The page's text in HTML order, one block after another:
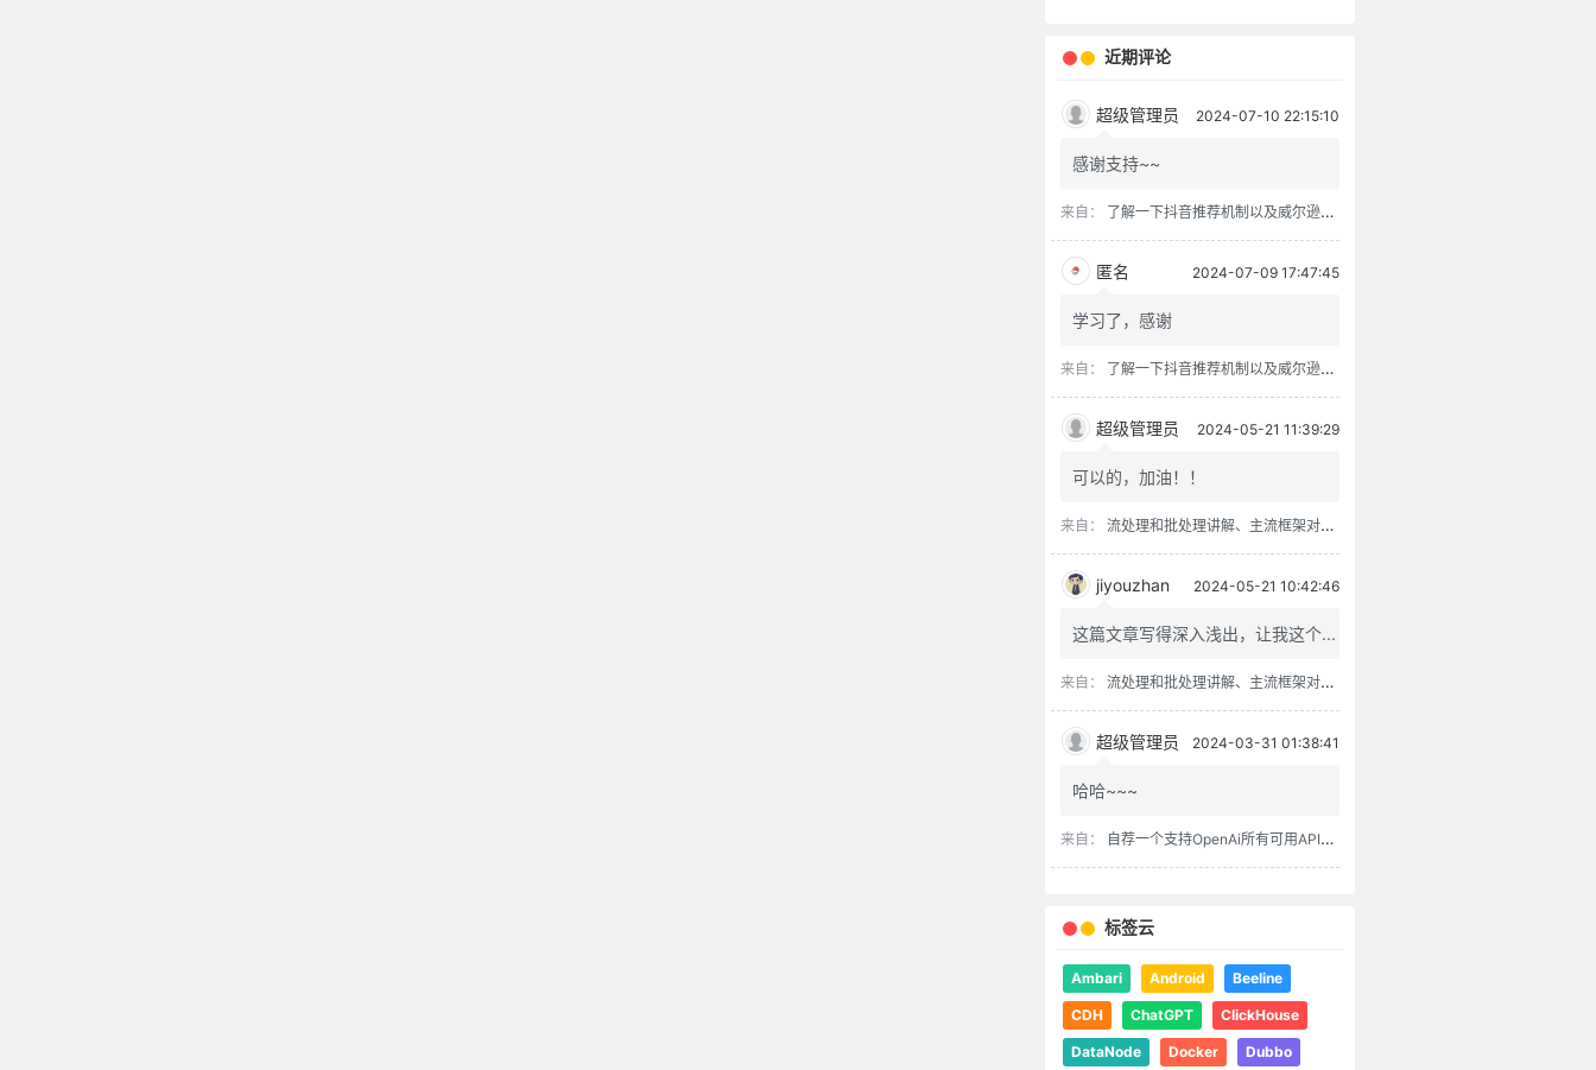
近期评论
超级管理员 2024-07-10 22:15:10
感谢支持~~
来自： 了解一下抖音推荐机制以及威尔逊得分排序算法
匿名 2024-07-09 17:47:45
学习了，感谢
来自： 了解一下抖音推荐机制以及威尔逊得分排序算法
超级管理员 2024-05-21 11:39:29
可以的，加油！！
来自： 流处理和批处理讲解、主流框架对比、流批一体架构
jiyouzhan 2024-05-21 10:42:46
这篇文章写得深入浅出，让我这个...
来自： 流处理和批处理讲解、主流框架对比、流批一体架构
超级管理员 2024-03-31 01:38:41
哈哈~~~
来自： 自荐一个支持OpenAi所有可用API的chatgpt-spring-boot-starter
标签云
Ambari Android Beeline
CDH ChatGPT ClickHouse
DataNode Docker Dubbo